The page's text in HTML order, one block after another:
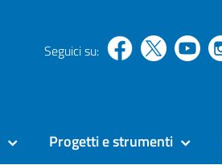
Seguici su:
Progetti e strumenti